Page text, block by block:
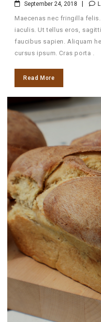
September 24, 2018
Maecenas nec fringilla
iaculis. Ut tellus eros,
faucibus sapien. Aliquam
cursus ipsum. Cras porta .
Read More